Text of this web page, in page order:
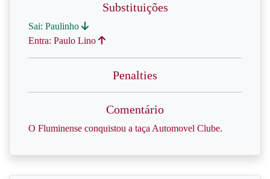
Substituições
Sai: Paulinho
Entra: Paulo Lino
Penalties
Comentário
O Fluminense conquistou a taça Automovel Clube.